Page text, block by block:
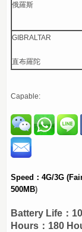
俄羅斯
GIBRALTAR
直布羅陀
Capable:
Speed：4G/3G
500MB)
Battery Life：
Hours：180